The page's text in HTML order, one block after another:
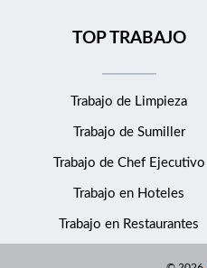
TOP TRABAJO
Trabajo de Limpieza
Trabajo de Sumiller
Trabajo de Chef Ejecutivo
Trabajo en Hoteles
Trabajo en Restaurantes